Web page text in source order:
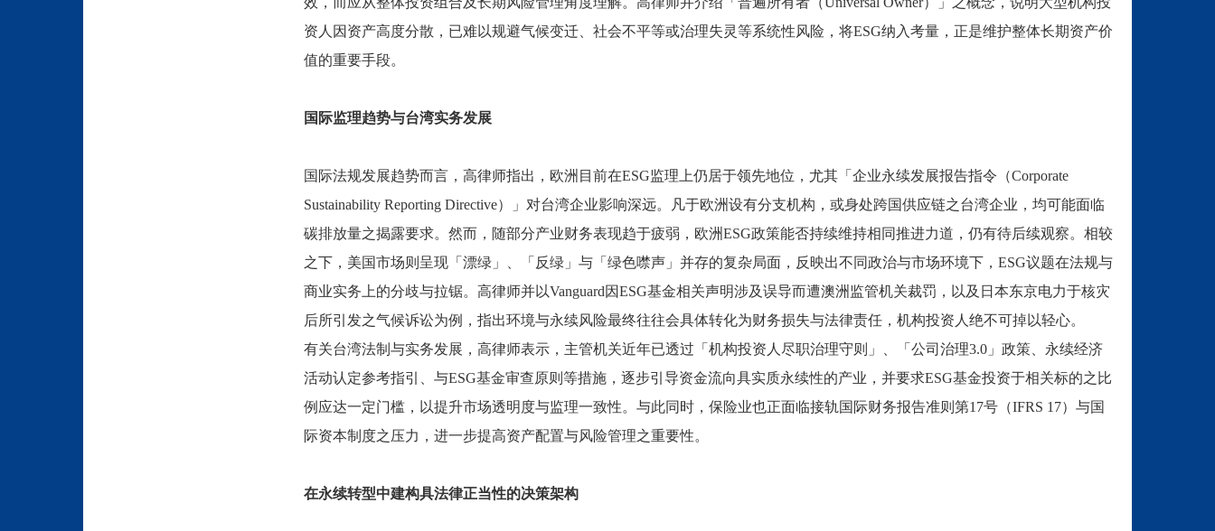
资人因资产高度分散，已难以规避气候变迁、社会不平等或治理失灵等系统性风险，将ESG纳入考量，正是维护整体长期资产价
值的重要手段。
国际监理趋势与台湾实务发展
国际法规发展趋势而言，高律师指出，欧洲目前在ESG监理上仍居于领先地位，尤其「企业永续发展报告指令（Corporate
Sustainability Reporting Directive）」对台湾企业影响深远。凡于欧洲设有分支机构，或身处跨国供应链之台湾企业，均可能面临
碳排放量之揭露要求。然而，随部分产业财务表现趋于疲弱，欧洲ESG政策能否持续维持相同推进力道，仍有待后续观察。相较
之下，美国市场则呈现「漂绿」、「反绿」与「绿色噤声」并存的复杂局面，反映出不同政治与市场环境下， ESG议题在法规与
商业实务上的分歧与拉锯。高律师并以Vanguard因ESG基金相关声明涉及误导而遭澳洲监管机关裁罚，以及日本东京电力于核灾
后所引发之气候诉讼为例，指出环境与永续风险最终往往会具体转化为财务损失与法律责任，机构投资人绝不可掉以轻心。
有关台湾法制与实务发展，高律师表示，主管机关近年已透过「机构投资人尽职治理守则」、「公司治理3.0 」政策、永续经济
活动认定参考指引、与ESG基金审查原则等措施，逐步引导资金流向具实质永续性的产业，并要求ESG基金投资于相关标的之比
例应达一定门槛，以提升市场透明度与监理一致性。与此同时，保险业也正面临接轨国际财务报告准则第17号（IFRS 17）与国
际资本制度之压力，进一步提高资产配置与风险管理之重要性。
在永续转型中建构具法律正当性的决策架构